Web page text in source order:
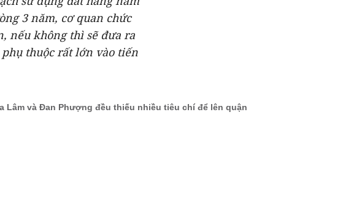
3 năm, cơ quan chức
nếu không thì sẽ đưa ra
thuộc rất lớn vào tiến